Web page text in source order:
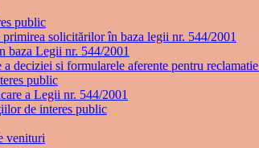
public
primirea solicitărilor în baza legii nr. 544/2001
baza Legii nr. 544/2001
a deciziei si formularele aferente pentru
public
a Legii nr. 544/2001
de interes public
venituri